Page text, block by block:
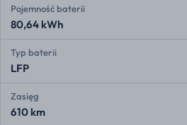
Pojemność baterii
80,64 kWh
Typ baterii
LFP
Zasięg
610 km